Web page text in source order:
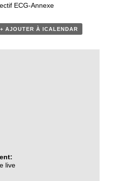
ECG-Annexe
+ AJOUTER À ICALENDAR
live